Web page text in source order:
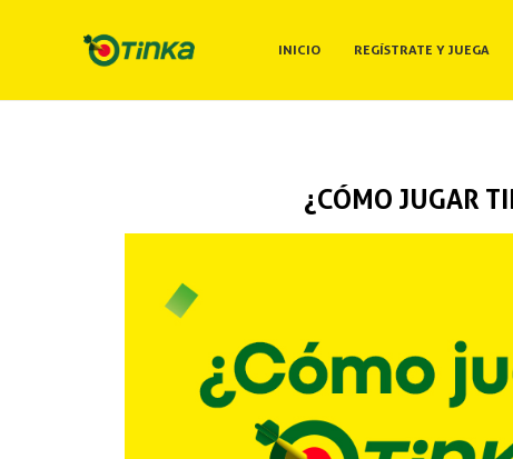
INICIO REGÍSTRATE Y JUEGA
¿CÓMO JUGAR